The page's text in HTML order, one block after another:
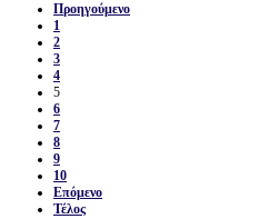
Προηγούμενο
1
2
3
4
5
6
7
8
9
10
Επόμενο
Τέλος